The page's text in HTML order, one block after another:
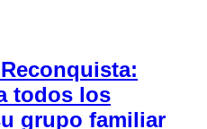
todos los
grupo familiar